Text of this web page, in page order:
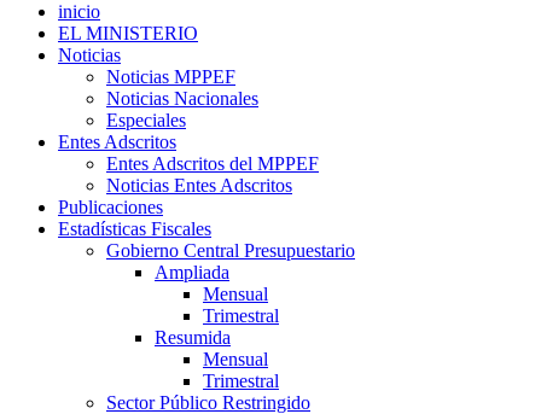
inicio
EL MINISTERIO
Noticias
Noticias MPPEF
Noticias Nacionales
Especiales
Entes Adscritos
Entes Adscritos del MPPEF
Noticias Entes Adscritos
Publicaciones
Estadísticas Fiscales
Gobierno Central Presupuestario
Ampliada
Mensual
Trimestral
Resumida
Mensual
Trimestral
Sector Público Restringido